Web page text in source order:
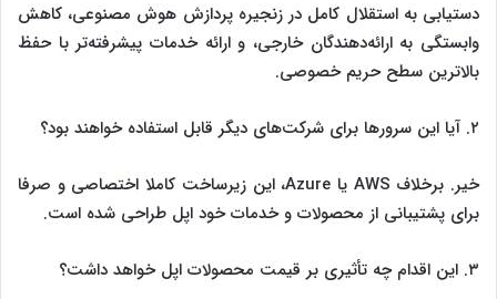
دستیابی به استقلال کامل در زنجیره پردازش هوش مصنوعی، کاهش
وابستگی به ارائه‌دهندگان خارجی، و ارائه خدمات پیشرفته‌تر با حفظ
بالاترین سطح حریم خصوصی.
۲. آیا این سرورها برای شرکت‌های دیگر قابل استفاده خواهند بود؟
خیر. برخلاف AWS یا Azure، این زیرساخت کاملا اختصاصی و صرفا
برای پشتیبانی از محصولات و خدمات خود اپل طراحی شده است.
۳. این اقدام چه تأثیری بر قیمت محصولات اپل خواهد داشت؟